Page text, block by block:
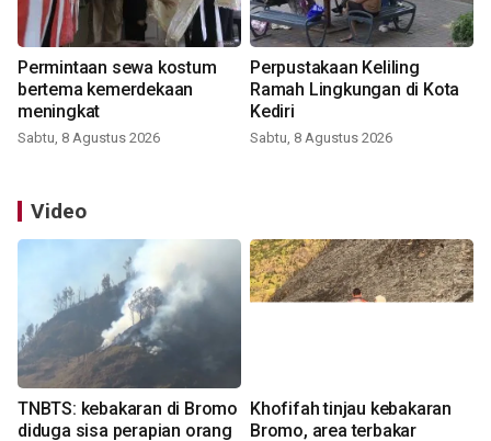
Permintaan sewa kostum
bertema kemerdekaan
meningkat
Sabtu, 8 Agustus 2026
Perpustakaan Keliling
Ramah Lingkungan di Kota
Kediri
Sabtu, 8 Agustus 2026
Video
TNBTS: kebakaran di Bromo
diduga sisa perapian orang
Khofifah tinjau kebakaran
Bromo, area terbakar